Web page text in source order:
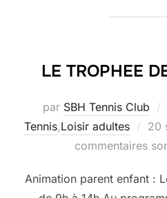
LE TROPHEE
par SBH Tennis Club
Tennis,Loisir adultes
le
20
commentaires
Animation parent enfant :